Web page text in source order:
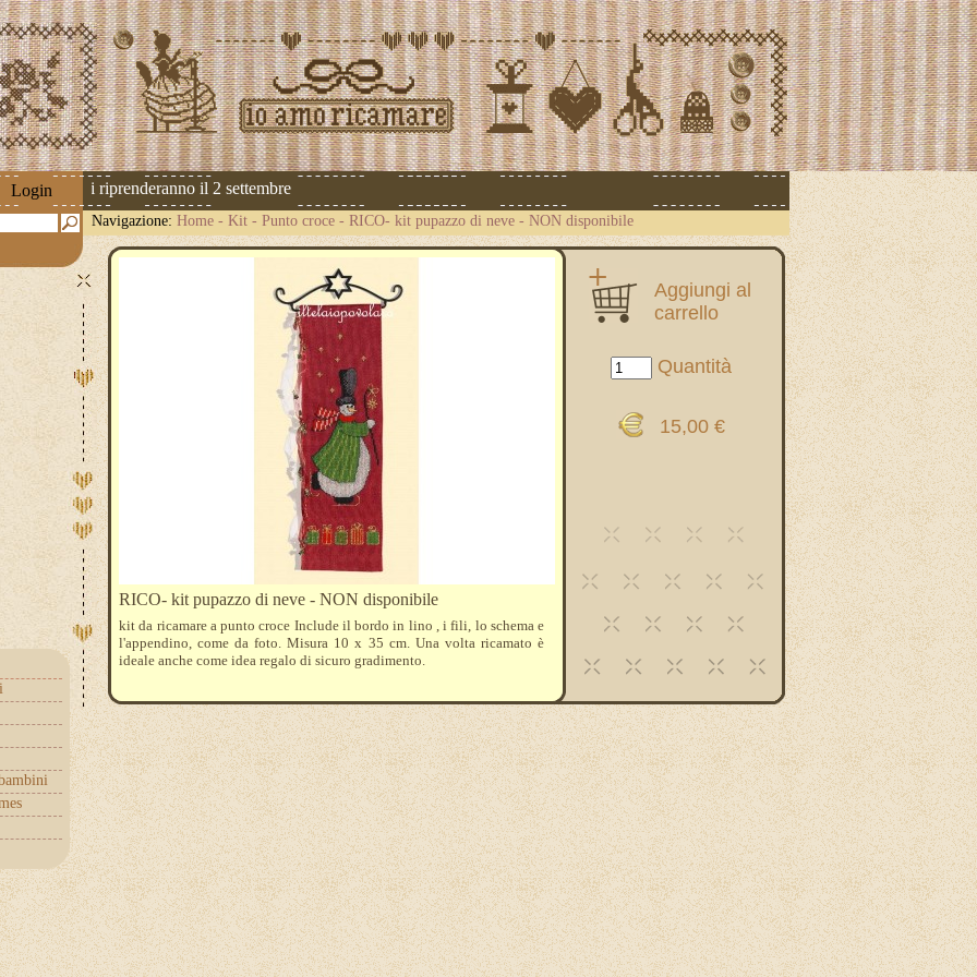
Login riprenderanno il 2 settembre
Navigazione: Home - Kit - Punto croce - RICO- kit pupazzo di neve - NON disponibile
Aggiungi al
carrello
Quantità
15,00 €
RICO- kit pupazzo di neve - NON disponibile
kit da ricamare a punto croce Include il bordo in lino , i fili, lo schema e
l'appendino, come da foto. Misura 10 x 35 cm. Una volta ricamato è
ideale anche come idea regalo di sicuro gradimento.